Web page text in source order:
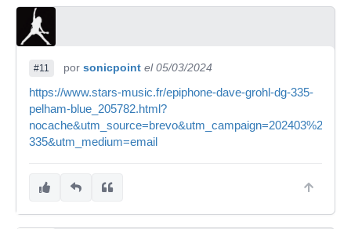
#11 por sonicpoint el 05/03/2024
https://www.stars-music.fr/epiphone-dave-grohl-dg-335-
pelham-blue_205782.html?
335&utm_medium=email